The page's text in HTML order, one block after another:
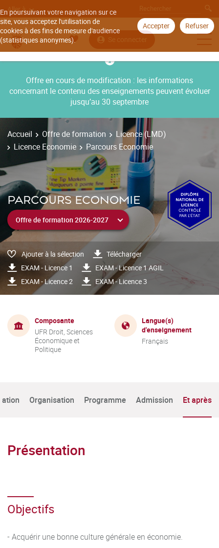
En poursuivant votre navigation sur ce
site, vous acceptez l'utilisation de
cookies à des fins de mesure d'audience
(statistiques anonymes).
Accepter Refuser
Aller à
Se connecter
Offre en cours de modification : les informations
concernant le contenu des enseignements peuvent évoluer
jusqu’au 30 septembre
Accueil Offre de formation
Licence (LMD)
Licence Economie
Parcours Economie
PARCOURS ECONOMIE
Ajouter à la sélection
Télécharger
EXAM - Licence 1
EXAM - Licence 1 AGIL
EXAM - Licence 2
EXAM - Licence 3
Composante
UFR Droit, Sciences
Économique et
Politique
Langue(s)
d'enseignement
Français
Organisation Programme Admission Et après
Présentation
Objectifs
- Acquérir une bonne culture générale en économie.